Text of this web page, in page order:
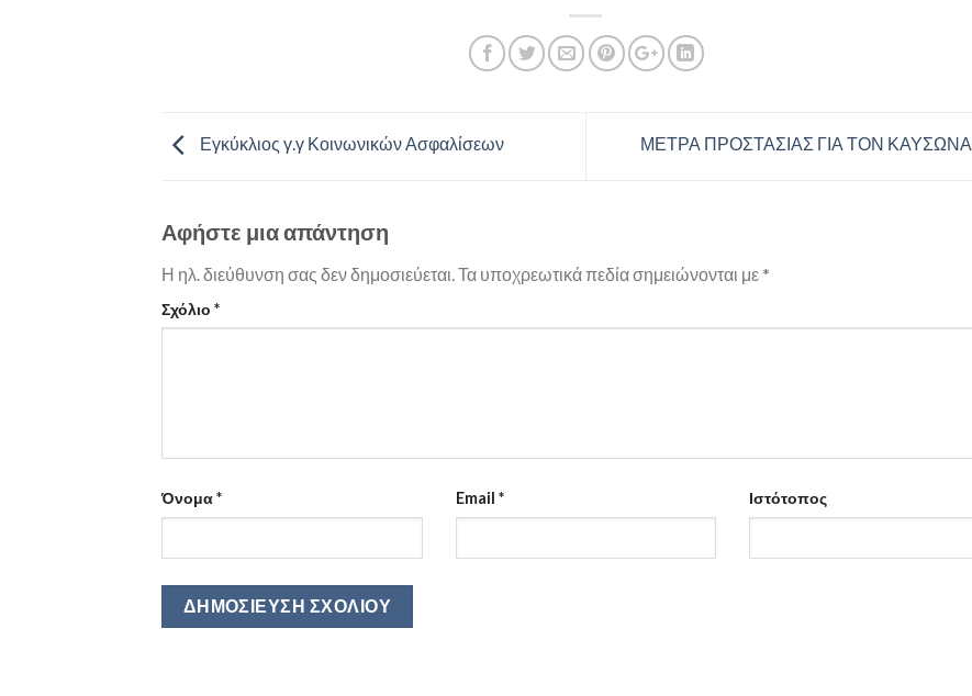
Εγκύκλιος γ.γ Κοινωνικών Ασφαλίσεων ΜΕΤΡΑ ΠΡΟΣΤΑΣΙΑΣ ΓΙΑ ΤΟΝ ΚΑΥΣΩΝΑ
Αφήστε μια απάντηση
Η ηλ. διεύθυνση σας δεν δημοσιεύεται. Τα υποχρεωτικά πεδία σημειώνονται με *
Σχόλιο *
Όνομα* Email * Ιστότοπος